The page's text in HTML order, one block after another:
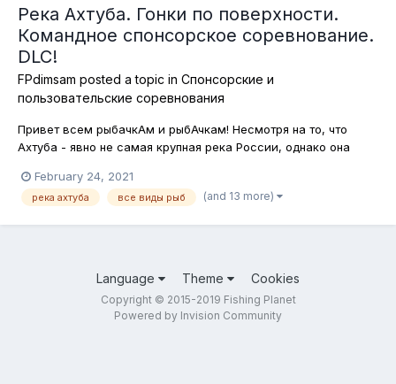
Река Ахтуба. Гонки по поверхности.
Командное спонсорское соревнование.
DLC!
FPdimsam posted a topic in Спонсорские и
пользовательские соревнования
Привет всем рыбачкАм и рыбАчкам! Несмотря на то, что
Ахтуба - явно не самая крупная река России, однако она
россиян, но и умногих рыболовов со всего мира, что и
подтверждает игра Fishing Planet. Мы ловили рыбу на
February 24, 2021
река ахтуба все виды рыб (and 13 more)
Language Theme Cookies
Copyright © 2015-2019 Fishing Planet
Powered by Invision Community